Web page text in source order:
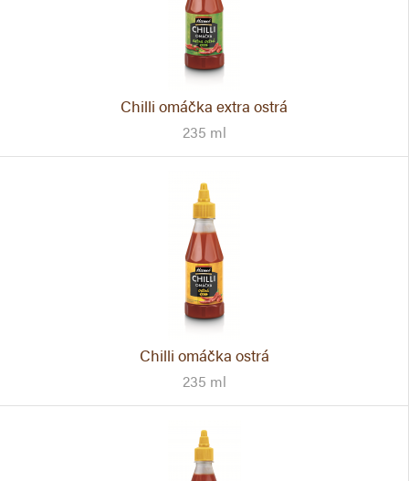
Chilli omáčka extra ostrá
235 ml
Chilli omáčka ostrá
235 ml